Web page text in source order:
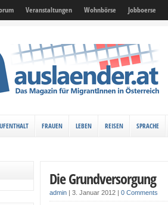
Veranstaltungen Wohnbörse Jobboerse
FRAUEN LEBEN REISEN SPRACHE
Die Grundversorgung
admin |3. Januar 2012 |0 Comments